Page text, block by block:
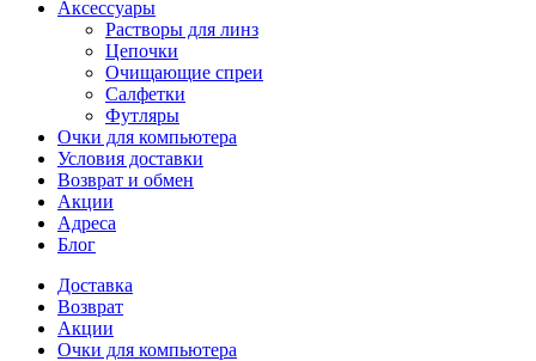
Аксессуары
Растворы для линз
Цепочки
Очищающие спреи
Салфетки
Футляры
Очки для компьютера
Условия доставки
Возврат и обмен
Акции
Адреса
Блог
Доставка
Возврат
Акции
Очки для компьютера